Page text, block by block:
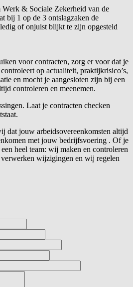
& Sociale Zekerheid van de
bij 1 op de 3 ontslagzaken de
of onjuist blijkt te zijn opgesteld
voor contracten, zorg er voor dat je
op actualiteit, praktijkrisico’s,
en mocht je aangesloten zijn bij een
controleren en meenemen.
Laat je contracten checken
dat jouw arbeidsovereenkomsten altijd
met jouw bedrijfsvoering . Of je
heel team: wij maken en controleren
verwerken wijzigingen en wij regelen